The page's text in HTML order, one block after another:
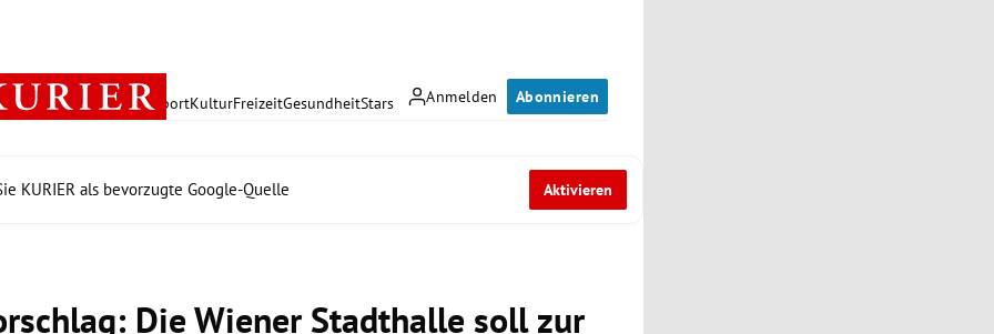
Anmelden Abonnieren
PolitikWirtschaft SportKulturFreizeitGesundheitStars
KURIER als bevorzugte Google-Quelle Aktivieren
Die Wiener Stadthalle soll zur